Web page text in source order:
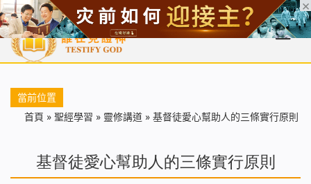
首頁 每日靈糧 天國福音 基督徒見證 信仰解答 聖經
當前位置
首頁 » 聖經學習 » 靈修講道 » 基督徒愛心幫助人的三條實行原則
基督徒愛心幫助人的三條實行原則